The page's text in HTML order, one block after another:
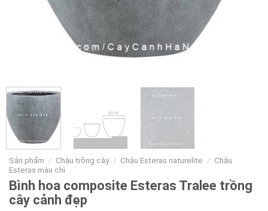
Sản phẩm / Chậu trồng cây / Chậu Esteras naturelite / Chậu
Esteras màu chì
Bình hoa composite Esteras Tralee trồng
cây cảnh đẹp